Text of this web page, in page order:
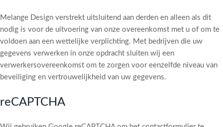
Melange Design verstrekt uitsluitend aan derden en alleen als dit
nodig is voor de uitvoering van onze overeenkomst met u of om te
voldoen aan een wettelijke verplichting. Met bedrijven die uw
gegevens verwerken in onze opdracht sluiten wij een
verwerkersovereenkomst om te zorgen voor eenzelfde niveau van
beveiliging en vertrouwelijkheid van uw gegevens.
reCAPTCHA